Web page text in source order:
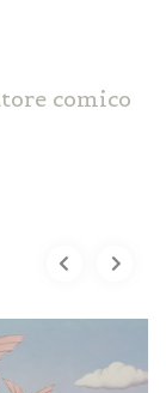
comico